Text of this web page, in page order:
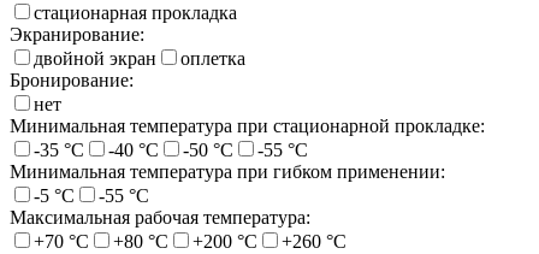
стационарная прокладка
Экранирование:
двойной экран
оплетка
Бронирование:
нет
Минимальная температура при стационарной прокладке:
-35 °C
-40 °C -50 °C
-55 °C
Минимальная температура при гибком применении:
-5 °C
-55 °C
Максимальная рабочая температура:
+70 °C
+80 °C +200 °C
+260 °C